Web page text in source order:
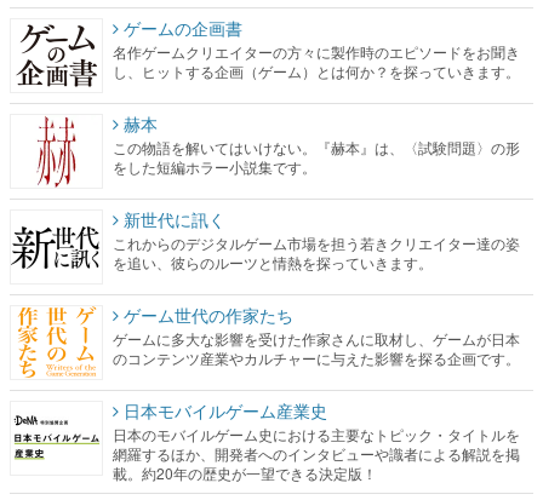
ゲームの企画書
名作ゲームクリエイターの方々に製作時のエピソードをお聞き
し、ヒットする企画（ゲーム）とは何か？を探っていきます。
赫本
この物語を解いてはいけない。『赫本』は、〈試験問題〉の形
をした短編ホラー小説集です。
新世代に訊く
これからのデジタルゲーム市場を担う若きクリエイター達の姿
を追い、彼らのルーツと情熱を探っていきます。
ゲーム世代の作家たち
ゲームに多大な影響を受けた作家さんに取材し、ゲームが日本
のコンテンツ産業やカルチャーに与えた影響を探る企画です。
日本モバイルゲーム産業史
日本のモバイルゲーム史における主要なトピック・タイトルを
網羅するほか、開発者へのインタビューや識者による解説を掲
載。約20年の歴史が一望できる決定版！